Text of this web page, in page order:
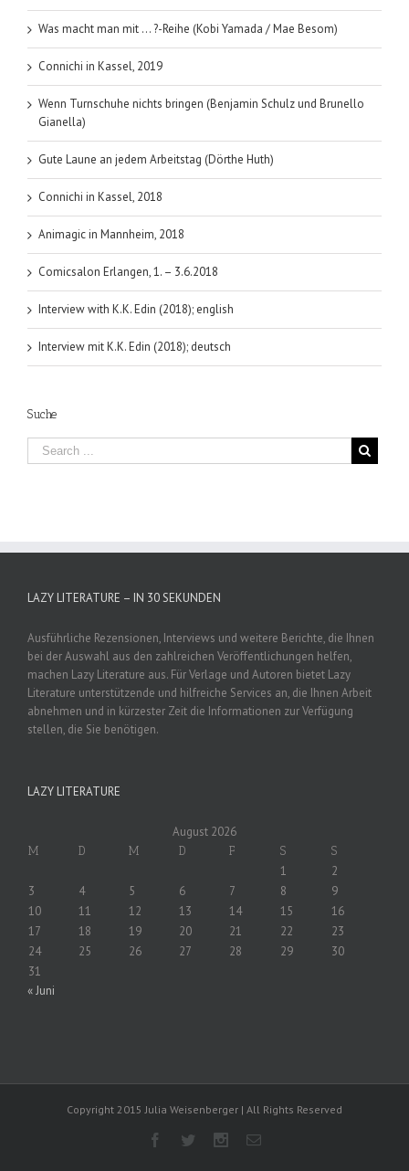
Was macht man mit … ?-Reihe (Kobi Yamada / Mae Besom)
Connichi in Kassel, 2019
Wenn Turnschuhe nichts bringen (Benjamin Schulz und Brunello
Gianella)
Gute Laune an jedem Arbeitstag (Dörthe Huth)
Connichi in Kassel, 2018
Animagic in Mannheim, 2018
Comicsalon Erlangen, 1. – 3.6.2018
Interview with K.K. Edin (2018); english
Interview mit K.K. Edin (2018); deutsch
Suche
LAZY LITERATURE – IN 30 SEKUNDEN
Ausführliche Rezensionen, Interviews und weitere Berichte, die Ihnen
bei der Auswahl aus den zahlreichen Veröffentlichungen helfen,
machen Lazy Literature aus. Für Verlage und Autoren bietet Lazy
Literature unterstützende und hilfreiche Services an, die Ihnen Arbeit
abnehmen und in kürzester Zeit die Informationen zur Verfügung
stellen, die Sie benötigen.
LAZY LITERATURE
August 2026
M D M D F S S
1
2
3
4 5 6 7 8
9
10
11 12 13 14 15
16
17
18 19 20 21 22
23
24
25 26 27 28 29
30
31
« Juni
Copyright 2015 Julia Weisenberger | All Rights Reserved